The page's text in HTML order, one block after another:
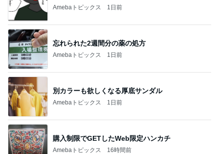
Amebaトピックス 1日前
忘れられた2週間分の薬の処方
Amebaトピックス 1日前
別カラーも欲しくなる厚底サンダル
Amebaトピックス 1日前
購入制限でGETしたWeb限定ハンカチ
Amebaトピックス 16時間前